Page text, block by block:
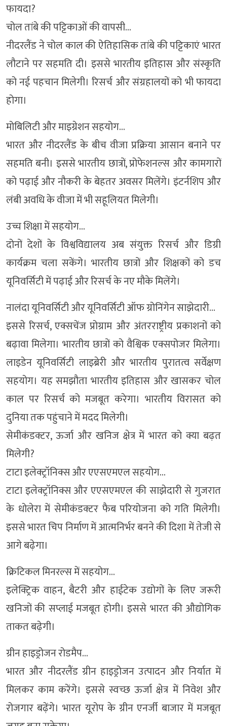
फायदा?
चोल तांबे की पट्टिकाओं की वापसी…
नीदरलैंड ने चोल काल की ऐतिहासिक तांबे की पट्टिकाएं भारत
लौटाने पर सहमति दी। इससे भारतीय इतिहास और संस्कृति
को नई पहचान मिलेगी। रिसर्च और संग्रहालयों को भी फायदा
होगा।
मोबिलिटी और माइग्रेशन सहयोग…
भारत और नीदरलैंड के बीच वीजा प्रक्रिया आसान बनाने पर
सहमति बनी। इससे भारतीय छात्रों, प्रोफेशनल्स और कामगारों
को पढ़ाई और नौकरी के बेहतर अवसर मिलेंगे। इंटर्नशिप और
लंबी अवधि के वीजा में भी सहूलियत मिलेगी।
उच्च शिक्षा में सहयोग…
दोनों देशों के विश्वविद्यालय अब संयुक्त रिसर्च और डिग्री
कार्यक्रम चला सकेंगे। भारतीय छात्रों और शिक्षकों को डच
यूनिवर्सिटी में पढ़ाई और रिसर्च के नए मौके मिलेंगे।
नालंदा यूनिवर्सिटी और यूनिवर्सिटी ऑफ ग्रोनिंगेन साझेदारी…
इससे रिसर्च, एक्सचेंज प्रोग्राम और अंतरराष्ट्रीय प्रकाशनों को
बढ़ावा मिलेगा। भारतीय छात्रों को वैश्विक एक्सपोजर मिलेगा।
लाइडेन यूनिवर्सिटी लाइब्रेरी और भारतीय पुरातत्व सर्वेक्षण
सहयोग। यह समझौता भारतीय इतिहास और खासकर चोल
काल पर रिसर्च को मजबूत करेगा। भारतीय विरासत को
दुनिया तक पहुंचाने में मदद मिलेगी।
सेमीकंडक्टर, ऊर्जा और खनिज क्षेत्र में भारत को क्या बढ़त
मिलेगी?
टाटा इलेक्ट्रॉनिक्स और एएसएमएल सहयोग…
टाटा इलेक्ट्रॉनिक्स और एएसएमएल की साझेदारी से गुजरात
के धोलेरा में सेमीकंडक्टर फैब परियोजना को गति मिलेगी।
इससे भारत चिप निर्माण में आत्मनिर्भर बनने की दिशा में तेजी से
आगे बढ़ेगा।
क्रिटिकल मिनरल्स में सहयोग…
इलेक्ट्रिक वाहन, बैटरी और हाईटेक उद्योगों के लिए जरूरी
खनिजों की सप्लाई मजबूत होगी। इससे भारत की औद्योगिक
ताकत बढ़ेगी।
ग्रीन हाइड्रोजन रोडमैप…
भारत और नीदरलैंड ग्रीन हाइड्रोजन उत्पादन और निर्यात में
मिलकर काम करेंगे। इससे स्वच्छ ऊर्जा क्षेत्र में निवेश और
रोजगार बढ़ेंगे। भारत यूरोप के ग्रीन एनर्जी बाजार में मजबूत